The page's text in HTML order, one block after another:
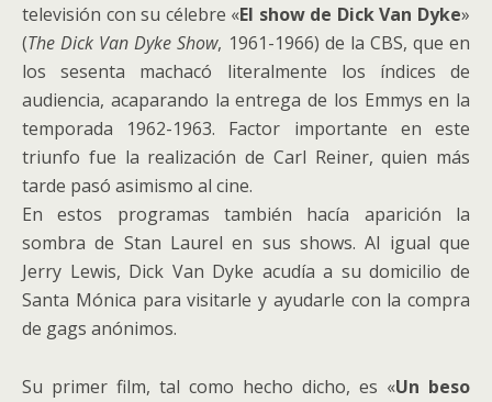
televisión con su célebre «El show de Dick Van Dyke»
(The Dick Van Dyke Show, 1961-1966) de la CBS, que en
los sesenta machacó literalmente los índices de
audiencia, acaparando la entrega de los Emmys en la
temporada 1962-1963. Factor importante en este
triunfo fue la realización de Carl Reiner, quien más
tarde pasó asimismo al cine.
En estos programas también hacía aparición la
sombra de Stan Laurel en sus shows. Al igual que
Jerry Lewis, Dick Van Dyke acudía a su domicilio de
Santa Mónica para visitarle y ayudarle con la compra
de gags anónimos.
Su primer film, tal como hecho dicho, es «Un beso